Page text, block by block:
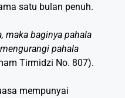
satu bulan penuh.
maka baginya pahala
pahala
Tirmidzi No. 807).
mempunyai